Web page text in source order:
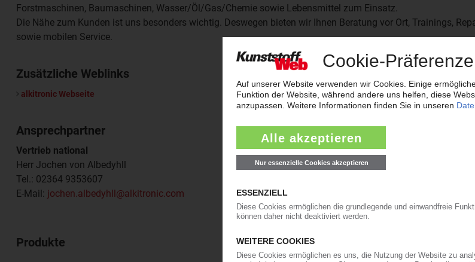
Forstmaschinen, Baumaschinen, Wasser/Öl/Gas/Chemie sowie Lebensmittel zum Einsatz.
Die Nähe zum Kunden ist uns besonders wichtig. Deswegen bieten wir Ihnen Beratung vor Ort, Trainings,
sowie mobilen Service.
Zusätzliche Weblinks
alkitronic Webseite
Ansprechpartner
Vertrieb national
Herr Jochen von Albedyhll
Tel.: 02364 9353607
E-Mail: jochen.albedyhll@alkitronic.com
Produkte